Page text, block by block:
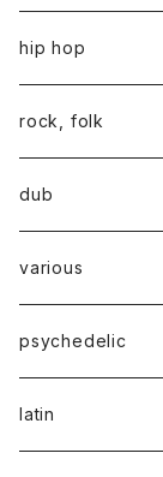
hip hop
rock, folk
dub
various
psychedelic
latin